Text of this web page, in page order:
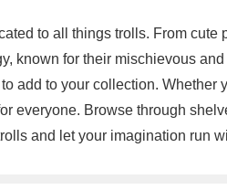
to all things trolls. From
known for their mischievous
add to your collection.
everyone. Browse through
and let your imagination run